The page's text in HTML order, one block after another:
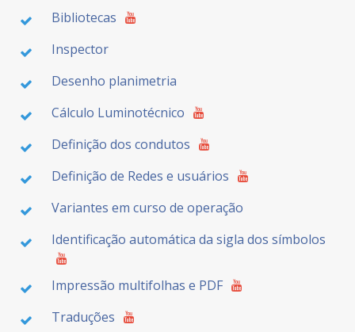
Bibliotecas
Inspector
Desenho planimetria
Cálculo Luminotécnico
Definição dos condutos
Definição de Redes e usuários
Variantes em curso de operação
Identificação automática da sigla dos símbolos
Impressão multifolhas e PDF
Traduções